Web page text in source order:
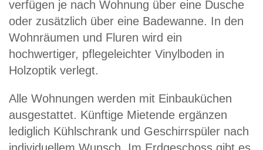
verfügen je nach Wohnung über eine Dusche
oder zusätzlich über eine Badewanne. In den
Wohnräumen und Fluren wird ein
hochwertiger, pflegeleichter Vinylboden in
Holzoptik verlegt.
Alle Wohnungen werden mit Einbauküchen
ausgestattet. Künftige Mietende ergänzen
lediglich Kühlschrank und Geschirrspüler nach